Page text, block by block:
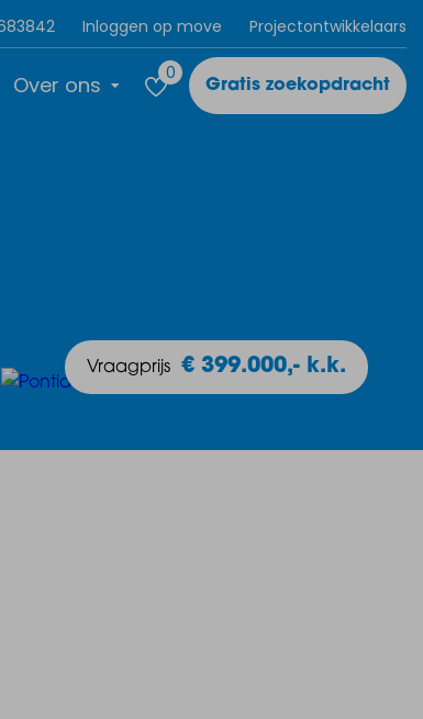
Inloggen op move Projectontwikkelaars
Over ons 0
Gratis zoekopdracht
Vraagprijs € 399.000,- k.k.